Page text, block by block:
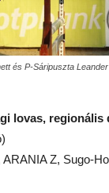
és P-Sáripuszta
lovas, regionális
Z, Sugo-